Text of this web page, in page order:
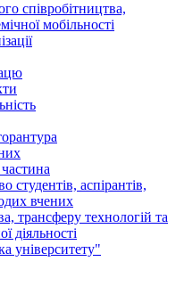
співробітництва,
мобільності
студентів, аспірантів,
вчених
трансферу технологій та
діяльності
університету"